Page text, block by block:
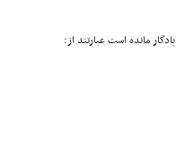
مانده است عبارتند از: